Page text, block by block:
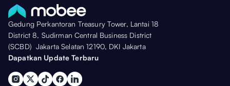
Gedung Perkantoran Treasury Tower, Lantai 18
District 8, Sudirman Central Business District
(SCBD) Jakarta Selatan 12190, DKI Jakarta
Dapatkan Update Terbaru